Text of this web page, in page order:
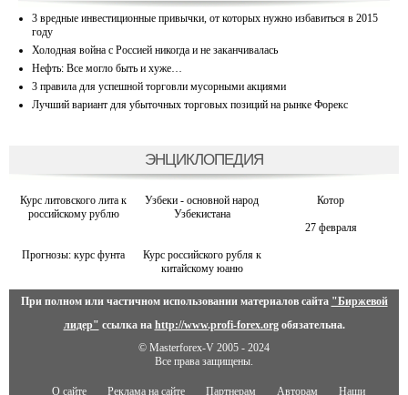
3 вредные инвестиционные привычки, от которых нужно избавиться в 2015
году
Холодная война с Россией никогда и не заканчивалась
Нефть: Все могло быть и хуже…
3 правила для успешной торговли мусорными акциями
Лучший вариант для убыточных торговых позиций на рынке Форекс
ЭНЦИКЛОПЕДИЯ
Курс литовского лита к
российскому рублю
Узбеки - основной народ
Узбекистана
Котор
27 февраля
Прогнозы: курс фунта
Курс российского рубля к
китайскому юаню
При полном или частичном использовании материалов сайта "Биржевой
лидер" ссылка на http://www.profi-forex.orgобязательна.
© Masterforex-V 2005 - 2024
Все права защищены.
О сайте Реклама на сайте Партнерам Авторам Наши